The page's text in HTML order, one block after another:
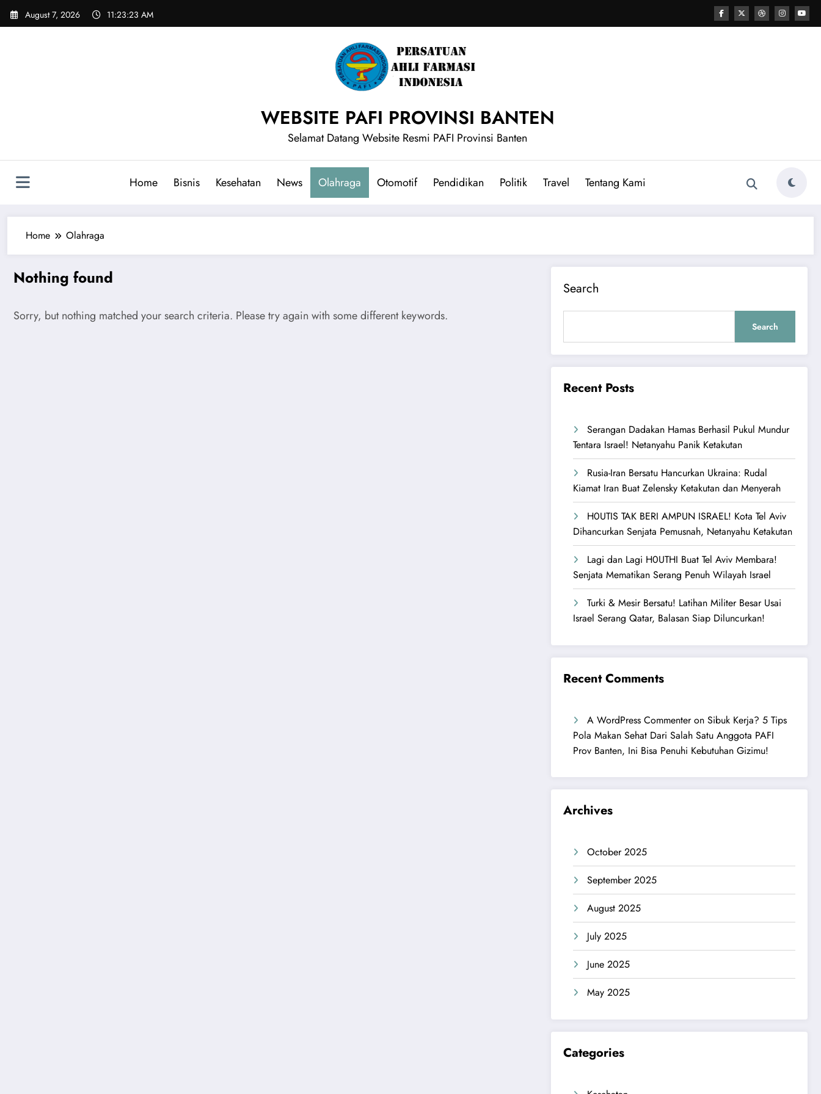
Skip
August 7, 2026 11:23:23 AM
WEBSITE PAFI PROVINSI BANTEN
Selamat Datang Website Resmi PAFI Provinsi Banten
Home Bisnis Kesehatan News Olahraga Otomotif Pendidikan Politik Travel Tentang Kami
Home Olahraga
Nothing found
Sorry, but nothing matched your search criteria. Please try again with some different keywords.
Search
Search
Recent Posts
Serangan Dadakan Hamas Berhasil Pukul Mundur
Tentara Israel! Netanyahu Panik Ketakutan
Rusia-Iran Bersatu Hancurkan Ukraina: Rudal
Kiamat Iran Buat Zelensky Ketakutan dan Menyerah
H0UTIS TAK BERI AMPUN ISRAEL! Kota Tel Aviv
Dihancurkan Senjata Pemusnah, Netanyahu Ketakutan
Lagi dan Lagi H0UTHI Buat Tel Aviv Membara!
Senjata Mematikan Serang Penuh Wilayah Israel
Turki & Mesir Bersatu! Latihan Militer Besar Usai
Israel Serang Qatar, Balasan Siap Diluncurkan!
Recent Comments
A WordPress CommenteronSibuk Kerja? 5 Tips
Pola Makan Sehat Dari Salah Satu Anggota PAFI
Prov Banten, Ini Bisa Penuhi Kebutuhan Gizimu!
Archives
October 2025
September 2025
August 2025
July 2025
June 2025
May 2025
Categories